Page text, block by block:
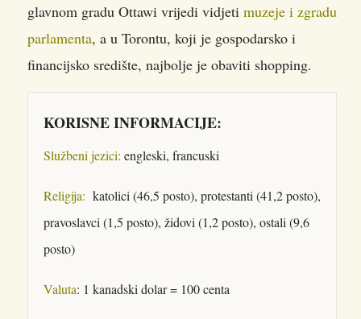
glavnom gradu Ottawi vrijedi vidjeti muzeje i zgradu
parlamenta, a u Torontu, koji je gospodarsko i
financijsko središte, najbolje je obaviti shopping.
KORISNE INFORMACIJE:
Službeni jezici: engleski, francuski
Religija: katolici (46,5 posto), protestanti (41,2 posto),
pravoslavci (1,5 posto), židovi (1,2 posto), ostali (9,6
posto)
Valuta: 1 kanadski dolar = 100 centa